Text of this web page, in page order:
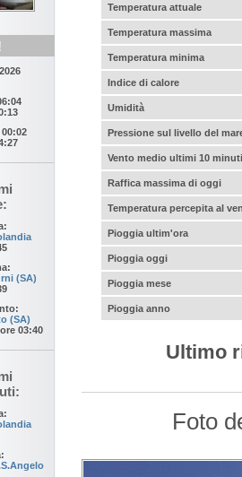
00:02
(SA)
(SA)
ore 03:40
Temperatura attuale
Temperatura massima
Temperatura minima
Indice di calore
Umidità
Pressione sul livello del
Vento medio ultimi 10 minuti
Raffica massima di oggi
Temperatura percepita al
Pioggia ultim'ora
Pioggia oggi
Pioggia mese
Pioggia anno
Ultimo
Foto